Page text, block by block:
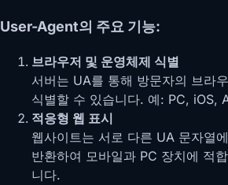
User-Agent의 주요 기능:
브라우저 및 운영체제 식별
서버는 UA를 통해 방문자의 브라
식별할 수 있습니다. 예: PC, iOS,
적응형 웹 표시
웹사이트는 서로 다른 UA 문자열
반환하여 모바일과 PC 장치에 적
니다.